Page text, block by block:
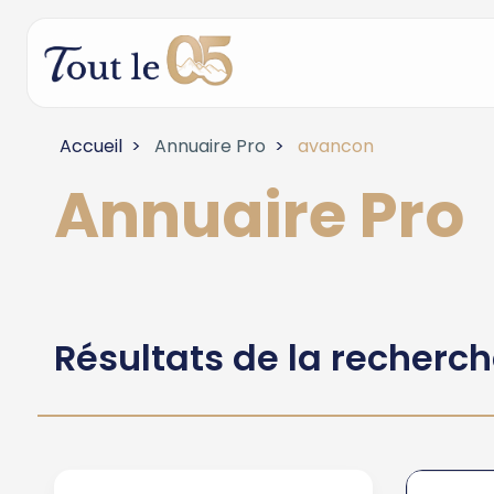
Accueil Annuaire Pro avancon
Annuaire Pro
Résultats de la